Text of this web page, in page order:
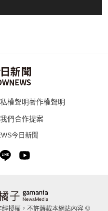
權聲明著作權聲明
們合作提案
今日新聞
授權，不許轉載本網站內容 ©